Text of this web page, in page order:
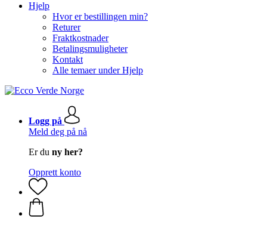
Hjelp
Hvor er bestillingen min?
Returer
Fraktkostnader
Betalingsmuligheter
Kontakt
Alle temaer under Hjelp
Logg på
Meld deg på nå
Er du ny her?
Opprett konto